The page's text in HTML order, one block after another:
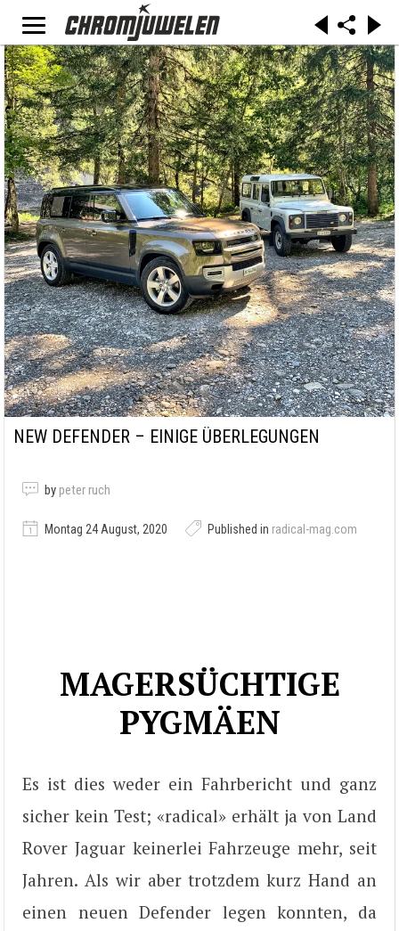
NEW DEFENDER – EINIGE ÜBERLEGUNGEN
by peter ruch
Montag 24 August, 2020 Published in radical-mag.com
MAGERSÜCHTIGE
PYGMÄEN
Es ist dies weder ein Fahrbericht und ganz
sicher kein Test; «radical» erhält ja von Land
Rover Jaguar keinerlei Fahrzeuge mehr, seit
Jahren. Als wir aber trotzdem kurz Hand an
einen neuen Defender legen konnten, da